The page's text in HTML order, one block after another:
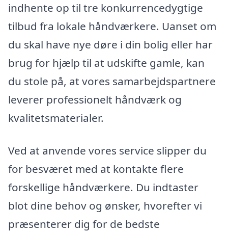
indhente op til tre konkurrencedygtige
tilbud fra lokale håndværkere. Uanset om
du skal have nye døre i din bolig eller har
brug for hjælp til at udskifte gamle, kan
du stole på, at vores samarbejdspartnere
leverer professionelt håndværk og
kvalitetsmaterialer.
Ved at anvende vores service slipper du
for besværet med at kontakte flere
forskellige håndværkere. Du indtaster
blot dine behov og ønsker, hvorefter vi
præsenterer dig for de bedste